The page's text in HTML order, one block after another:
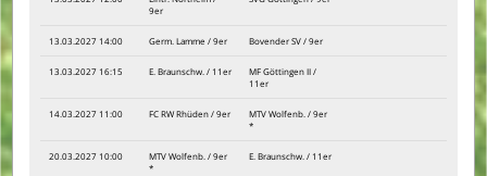
9er
13.03.2027 14:00 Germ. Lamme / 9er Bovender SV / 9er
13.03.2027 16:15 E. Braunschw. / 11er
MF Göttingen II /
11er
14.03.2027 11:00 FC RW Rhüden / 9er
MTV Wolfenb. / 9er
*
20.03.2027 10:00
MTV Wolfenb. / 9er
*
E. Braunschw. / 11er